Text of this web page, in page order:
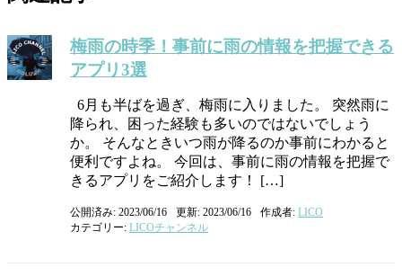
梅雨の時季！事前に雨の情報を把握できる
アプリ3選
6月も半ばを過ぎ、梅雨に入りました。 突然雨に
降られ、困った経験も多いのではないでしょう
か。 そんなときいつ雨が降るのか事前にわかると
便利ですよね。 今回は、事前に雨の情報を把握で
きるアプリをご紹介します！ […]
公開済み: 2023/06/16 更新: 2023/06/16 作成者: LICO
カテゴリー: LICOチャンネル